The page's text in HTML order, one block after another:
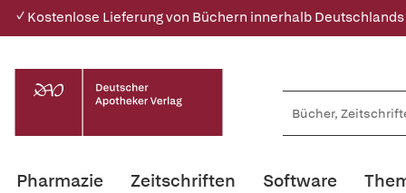
✓ Kostenlose Lieferung von Büchern innerhalb Deutschlands
Pharmazie Zeitschriften Software